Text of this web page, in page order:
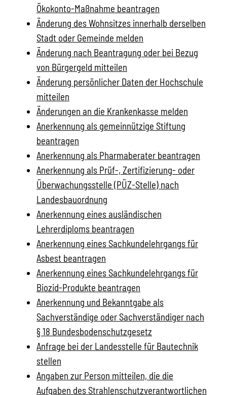
Ökokonto-Maßnahme beantragen
Änderung des Wohnsitzes innerhalb derselben
Stadt oder Gemeinde melden
Änderung nach Beantragung oder bei Bezug
von Bürgergeld mitteilen
Änderung persönlicher Daten der Hochschule
mitteilen
Änderungen an die Krankenkasse melden
Anerkennung als gemeinnützige Stiftung
beantragen
Anerkennung als Pharmaberater beantragen
Anerkennung als Prüf-, Zertifizierung- oder
Überwachungsstelle (PÜZ-Stelle) nach
Landesbauordnung
Anerkennung eines ausländischen
Lehrerdiploms beantragen
Anerkennung eines Sachkundelehrgangs für
Asbest beantragen
Anerkennung eines Sachkundelehrgangs für
Biozid-Produkte beantragen
Anerkennung und Bekanntgabe als
Sachverständige oder Sachverständiger nach
§ 18 Bundesbodenschutzgesetz
Anfrage bei der Landesstelle für Bautechnik
stellen
Angaben zur Person mitteilen, die die
Aufgaben des Strahlenschutzverantwortlichen